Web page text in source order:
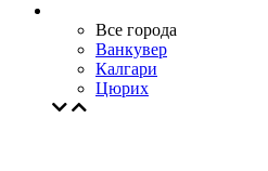
Все города
Ванкувер
Калгари
Цюрих